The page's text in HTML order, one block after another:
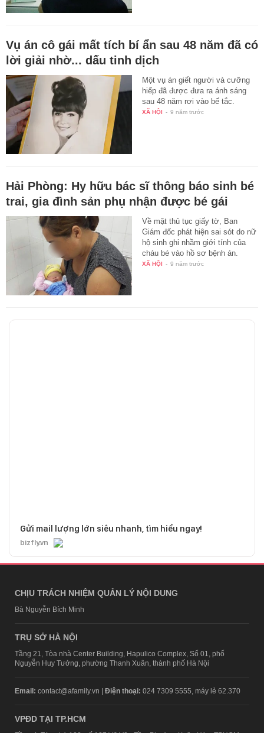
Vụ án cô gái mất tích bí ẩn sau 48 năm đã có
lời giải nhờ... dấu tinh dịch
Một vụ án giết người và cưỡng
hiếp đã được đưa ra ánh sáng
sau 48 năm rơi vào bế tắc.
XÃ HỘI - 9 năm trước
Hải Phòng: Hy hữu bác sĩ thông báo sinh bé
trai, gia đình sản phụ nhận được bé gái
Về mặt thủ tục giấy tờ, Ban
Giám đốc phát hiện sai sót do nữ
hộ sinh ghi nhầm giới tính của
cháu bé vào hồ sơ bệnh án.
XÃ HỘI - 9 năm trước
Gửi mail lượng lớn siêu nhanh, tìm hiểu ngay!
bizfly.vn
CHỊU TRÁCH NHIỆM QUẢN LÝ NỘI DUNG
Bà Nguyễn Bích Minh
TRỤ SỞ HÀ NỘI
Tầng 21, Tòa nhà Center Building, Hapulico Complex, Số 01, phố
Nguyễn Huy Tưởng, phường Thanh Xuân, thành phố Hà Nội
Email: contact@afamily.vn | Điện thoại: 024 7309 5555, máy lẻ 62.370
VPĐD TẠI TP.HCM